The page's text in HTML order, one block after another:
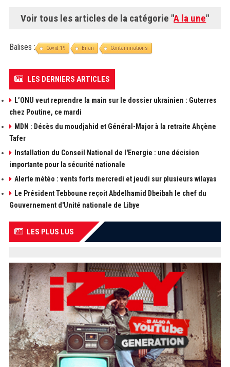
Voir tous les articles de la catégorie "A la une"
Balises : Covid-19 Bilan Contaminations
LES DERNIERS ARTICLES
L’ONU veut reprendre la main sur le dossier ukrainien : Guterres
chez Poutine, ce mardi
MDN : Décès du moudjahid et Général-Major à la retraite Ahçène
Tafer
Installation du Conseil National de l'Energie : une décision
importante pour la sécurité nationale
Alerte météo : vents forts mercredi et jeudi sur plusieurs wilayas
Le Président Tebboune reçoit Abdelhamid Dbeibah le chef du
Gouvernement d'Unité nationale de Libye
LES PLUS LUS